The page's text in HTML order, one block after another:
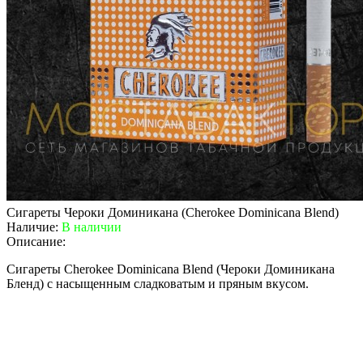
Сигареты Чероки Доминикана (Cherokee Dominicana Blend)
Наличие: В наличии
Описание:
Сигареты Cherokee Dominicana Blend (Чероки Доминикана
Бленд) с насыщенным сладковатым и пряным вкусом.